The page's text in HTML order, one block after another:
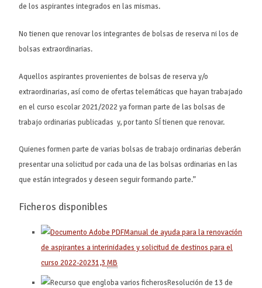
de los aspirantes integrados en las mismas.
No tienen que renovar los integrantes de bolsas de reserva ni los de
bolsas extraordinarias.
Aquellos aspirantes provenientes de bolsas de reserva y/o
extraordinarias, así como de ofertas telemáticas que hayan trabajado
en el curso escolar 2021/2022 ya forman parte de las bolsas de
trabajo ordinarias publicadas y, por tanto SÍ tienen que renovar.
Quienes formen parte de varias bolsas de trabajo ordinarias deberán
presentar una solicitud por cada una de las bolsas ordinarias en las
que están integrados y deseen seguir formando parte.”
Ficheros disponibles
Manual de ayuda para la renovación
de aspirantes a interinidades y solicitud de destinos para el
curso 2022-20231,3MB
Resolución de 13 de